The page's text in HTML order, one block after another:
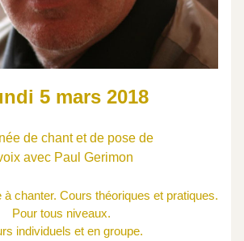
5 mars 2018
de chant et de pose de
avec Paul Gerimon
à chanter. Cours théoriques et pratiques.
Pour tous niveaux.
individuels et en groupe.